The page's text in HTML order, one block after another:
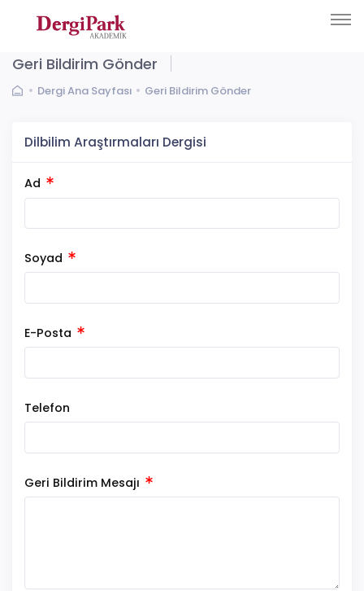
Geri Bildirim Gönder
Dergi Ana Sayfası Geri Bildirim Gönder
Dilbilim Araştırmaları Dergisi
Ad
Soyad
E-Posta
Telefon
Geri Bildirim Mesajı